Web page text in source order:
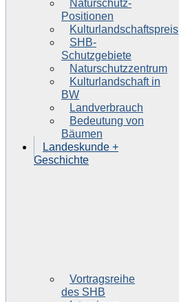
Naturschutz-
Positionen
Kulturlandschaftspreis
SHB-
Schutzgebiete
Naturschutzzentrum
Kulturlandschaft in
BW
Landverbrauch
Bedeutung von
Bäumen
Landeskunde +
Geschichte
Vortragsreihe
des SHB